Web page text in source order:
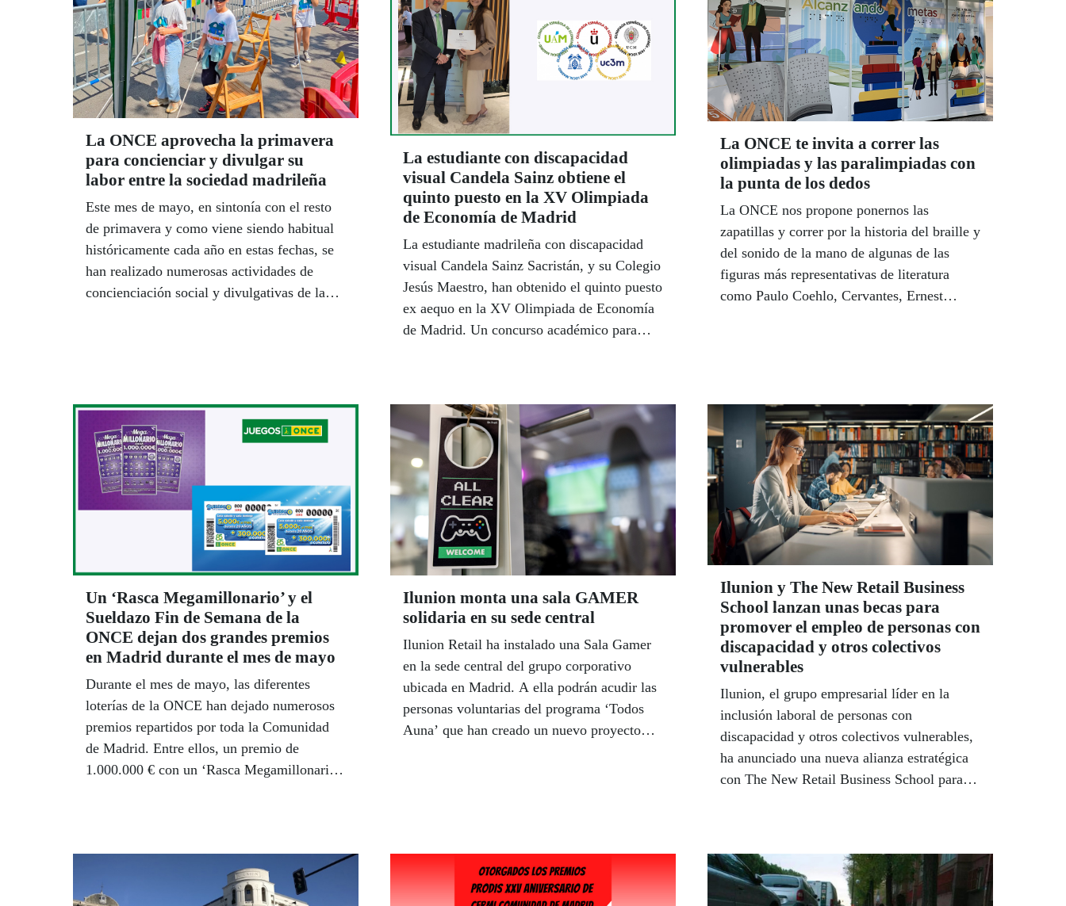
La ONCE aprovecha la primavera
para concienciar y divulgar su
labor entre la sociedad madrileña
Este mes de mayo, en sintonía con el resto
de primavera y como viene siendo habitual
históricamente cada año en estas fechas, se
han realizado numerosas actividades de
concienciación social y divulgativas de la
La estudiante con discapacidad
visual Candela Sainz obtiene el
quinto puesto en la XV Olimpiada
de Economía de Madrid
La estudiante madrileña con discapacidad
visual Candela Sainz Sacristán, y su Colegio
Jesús Maestro, han obtenido el quinto puesto
ex aequo en la XV Olimpiada de Economía
de Madrid. Un concurso académico para
Madrid y de provincias limítrofes adscritos a
Universidades madrileñas a efectos de la
Evaluación para el Acceso a la Universidad.
La ONCE te invita a correr las
olimpiadas y las paralimpiadas con
la punta de los dedos
La ONCE nos propone ponernos las
zapatillas y correr por la historia del braille y
del sonido de la mano de algunas de las
figuras más representativas de literatura
como Paulo Coehlo, Cervantes, Ernest
Un ‘Rasca Megamillonario’ y el
Sueldazo Fin de Semana de la
ONCE dejan dos grandes premios
en Madrid durante el mes de mayo
Durante el mes de mayo, las diferentes
loterías de la ONCE han dejado numerosos
premios repartidos por toda la Comunidad
de Madrid. Entre ellos, un premio de
1.000.000 € con un ‘Rasca Megamillonario’
Ilunion monta una sala GAMER
solidaria en su sede central
Ilunion Retail ha instalado una Sala Gamer
en la sede central del grupo corporativo
ubicada en Madrid. A ella podrán acudir las
personas voluntarias del programa ‘Todos
Auna’ que han creado un nuevo proyecto
Ilunion y The New Retail Business
School lanzan unas becas para
promover el empleo de personas con
discapacidad y otros colectivos
vulnerables
Ilunion, el grupo empresarial líder en la
inclusión laboral de personas con
discapacidad y otros colectivos vulnerables,
ha anunciado una nueva alianza estratégica
con The New Retail Business School para
acceso al empleo de personas con
discapacidad y otros colectivos en situación